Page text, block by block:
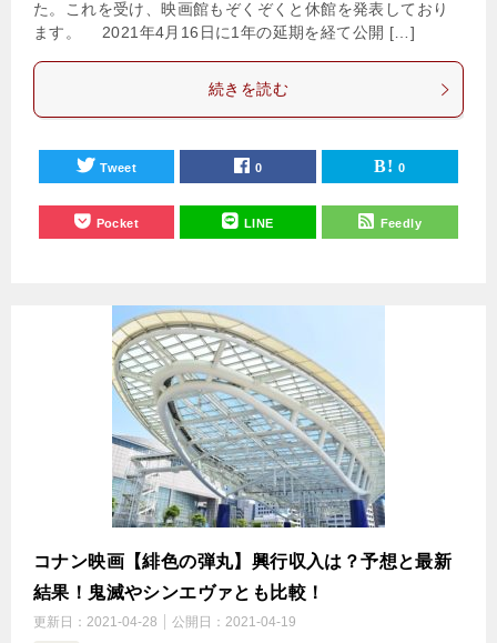
た。これを受け、映画館もぞくぞくと休館を発表しており
ます。 2021年4月16日に1年の延期を経て公開 […]
続きを読む
Tweet 0 0
Pocket LINE Feedly
コナン映画【緋色の弾丸】興行収入は？予想と最新
結果！鬼滅やシンエヴァとも比較！
更新日： 2021-04-28 公開日： 2021-04-19